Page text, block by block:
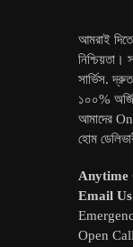
আমরাই
নিশ্চিয়তা।
সার্ভিস.
১০০%
আমাদের
হোম
Anytime
Email Us
Open